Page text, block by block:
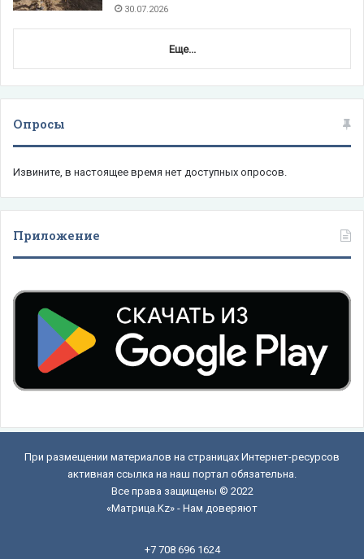
30.07.2026
Еще...
Опросы
Извините, в настоящее время нет доступных опросов.
Приложение
При размещении материалов на страницах Интернет-ресурсов
активная ссылка на наш портал обязательна.
Все права защищены © 2022
«Матрица.Kz» - Нам доверяют
+7 708 696 1624